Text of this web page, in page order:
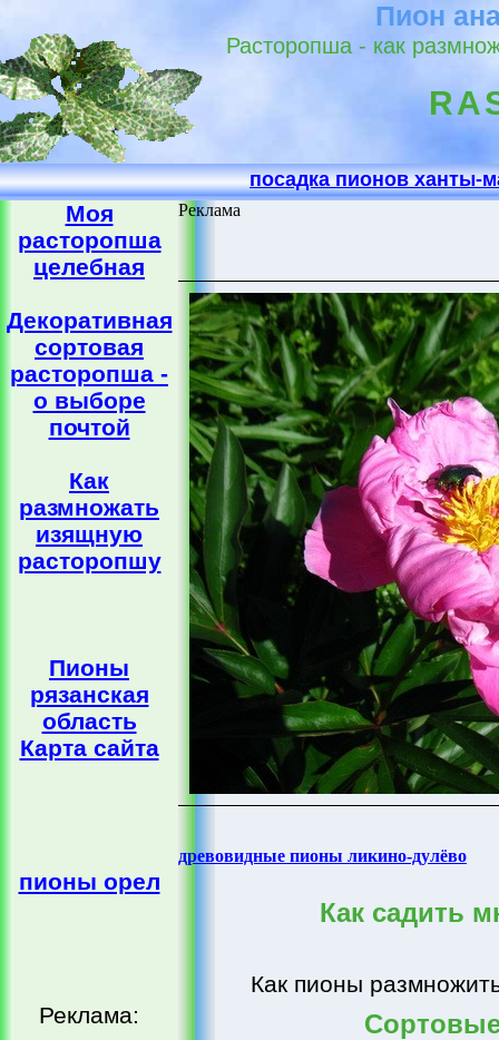
Пион
Расторопша - как
посадка пионов ханты-
Моя
расторопша
целебная
Декоративная
сортовая
расторопша -
о выборе
почтой
Как
размножать
изящную
расторопшу
Пионы
рязанская
область
Карта сайта
пионы орел
Реклама:
Реклама
древовидные пионы ликино-дулёво
Как садить
Как пионы